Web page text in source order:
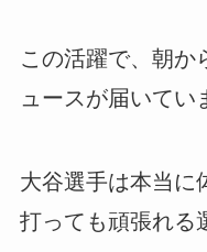
この活躍で、朝か
ュースが届いてい
大谷選手は本当に
打っても頑張れる